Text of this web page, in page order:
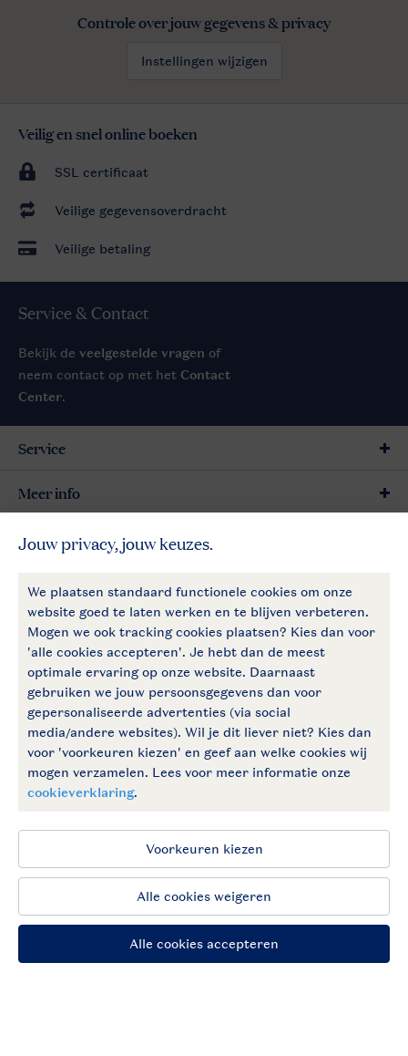
Controle over jouw gegevens & privacy
Instellingen wijzigen
Veilig en snel online boeken
SSL certificaat
Veilige gegevensoverdracht
Veilige betaling
Service & Contact
Bekijk de veelgestelde vragen of
neem contact op met het Contact
Center.
Follow Us
facebookinstagram
Vakantietips & inspiratie?
Service
Meer info
Meer Landal
Algemene voorwaarden Privacy notice
Toegankelijkheid © 2026 Landal